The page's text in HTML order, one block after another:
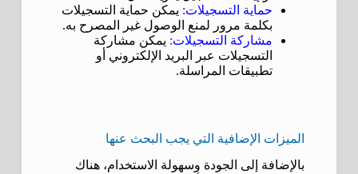
حماية التسجيلات: يمكن حماية التسجيلات
بكلمة مرور لمنع الوصول غير المصرح به.
مشاركة التسجيلات: يمكن مشاركة
التسجيلات عبر البريد الإلكتروني أو
تطبيقات المراسلة.
الميزات الإضافية التي يجب البحث عنها
بالإضافة إلى الجودة وسهولة الاستخدام، هناك